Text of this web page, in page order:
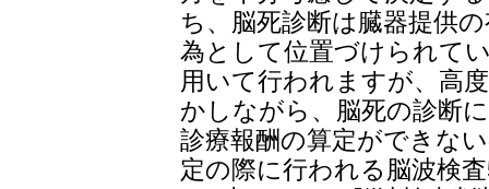
ち、脳死診断は臓器提供
為として位置づけられて
用いて行われますが、高
かしながら、脳死の診断
診療報酬の算定ができな
定の際に行われる脳波検